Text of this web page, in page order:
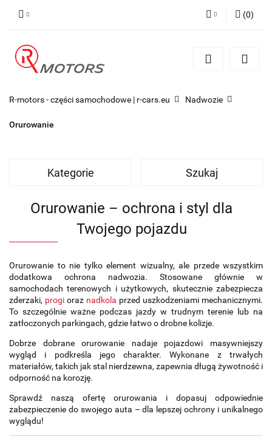
Zarejestruj się
(0)
R-motors - części samochodowe | r-cars.eu Nadwozie
Orurowanie
Kategorie Szukaj
Orurowanie – ochrona i styl dla
Twojego pojazdu
Orurowanie to nie tylko element wizualny, ale przede wszystkim
dodatkowa ochrona nadwozia. Stosowane głównie w
samochodach terenowych i użytkowych, skutecznie zabezpiecza
zderzaki, progi oraz nadkola przed uszkodzeniami mechanicznymi.
To szczególnie ważne podczas jazdy w trudnym terenie lub na
zatłoczonych parkingach, gdzie łatwo o drobne kolizje.
Dobrze dobrane orurowanie nadaje pojazdowi masywniejszy
wygląd i podkreśla jego charakter. Wykonane z trwałych
materiałów, takich jak stal nierdzewna, zapewnia długą żywotność i
odporność na korozję.
Sprawdź naszą ofertę orurowania i dopasuj odpowiednie
zabezpieczenie do swojego auta – dla lepszej ochrony i unikalnego
wyglądu!